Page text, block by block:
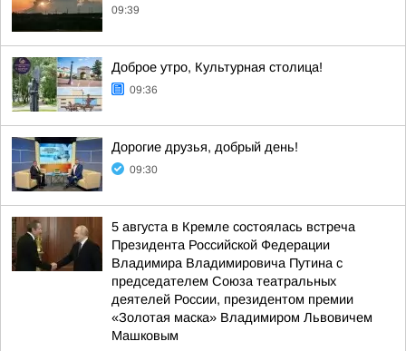
09:39
Доброе утро, Культурная столица!
09:36
Дорогие друзья, добрый день!
09:30
5 августа в Кремле состоялась встреча
Президента Российской Федерации
Владимира Владимировича Путина с
председателем Союза театральных
деятелей России, президентом премии
«Золотая маска» Владимиром Львовичем
Машковым